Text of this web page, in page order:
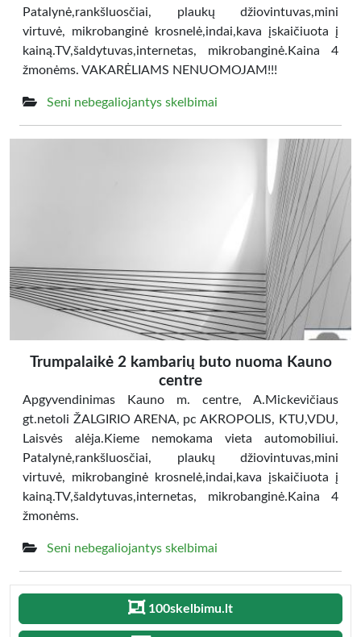
Patalynė,rankšluosčiai, plaukų džiovintuvas,mini
virtuvė, mikrobanginė krosnelė,indai,kava įskaičiuota į
kainą.TV,šaldytuvas,internetas, mikrobanginė.Kaina 4
žmonėms. VAKARĖLIAMS NENUOMOJAM!!!
Seni nebegaliojantys skelbimai
Trumpalaikė 2 kambarių buto nuoma Kauno
centre
Apgyvendinimas Kauno m. centre, A.Mickevičiaus
gt.netoli ŽALGIRIO ARENA, pc AKROPOLIS, KTU,VDU,
Laisvės alėja.Kieme nemokama vieta automobiliui.
Patalynė,rankšluosčiai, plaukų džiovintuvas,mini
virtuvė, mikrobanginė krosnelė,indai,kava įskaičiuota į
kainą.TV,šaldytuvas,internetas, mikrobanginė.Kaina 4
žmonėms.
Seni nebegaliojantys skelbimai
100skelbimu.lt